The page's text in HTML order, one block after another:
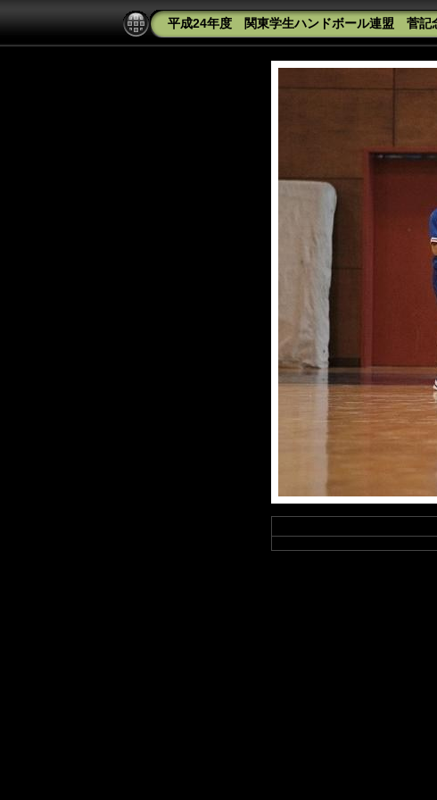
平成24年度 関東学生ハンドボール連盟 菅